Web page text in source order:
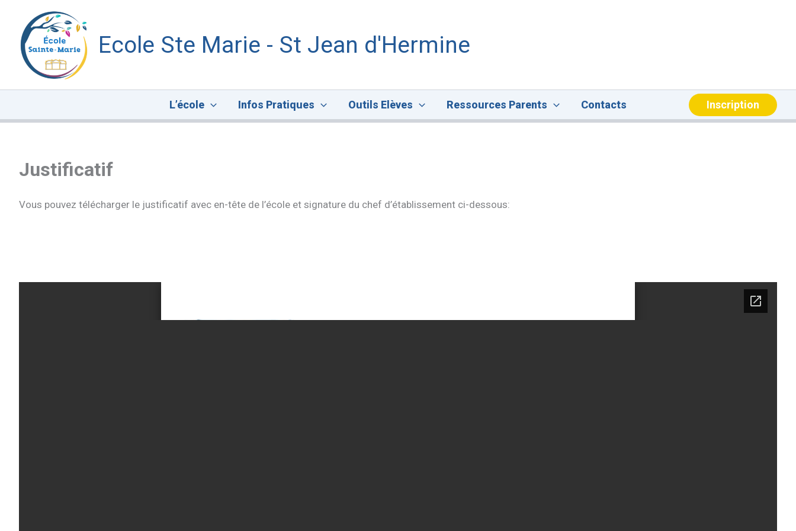
contenu
Ecole Ste Marie - St Jean d'Hermine
L’école Infos Pratiques Outils Elèves Ressources Parents Contacts Inscription
Justificatif
Vous pouvez télécharger le justificatif avec en-tête de l’école et signature du chef d’établissement ci-dessous: